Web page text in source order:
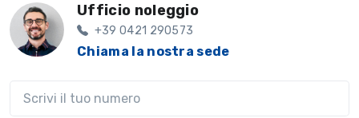
Ufficio noleggio
+39 0421 290573
Chiama la nostra sede